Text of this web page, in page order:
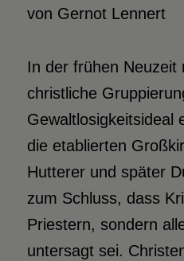
von Gernot Lennert
In der frühen Neuzeit
christliche
Gewaltlosigkeitsideal
die etablierten
Hutterer und später
zum Schluss, dass
Priestern, sondern
untersagt sei.